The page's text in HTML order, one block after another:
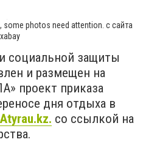
photos need attention. с сайта
социальной защиты
и размещен на
проект приказа
дня отдыха в
со ссылкой на